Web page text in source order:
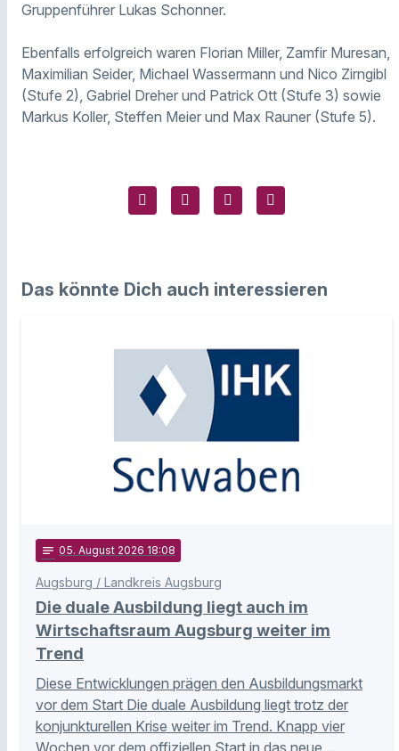
Gruppenführer Lukas Schonner.
Ebenfalls erfolgreich waren Florian Miller, Zamfir Muresan,
Maximilian Seider, Michael Wassermann und Nico Zirngibl
(Stufe 2), Gabriel Dreher und Patrick Ott (Stufe 3) sowie
Markus Koller, Steffen Meier und Max Rauner (Stufe 5).
Das könnte Dich auch interessieren
notes 05. August 2026 18:08
Augsburg / Landkreis Augsburg
Die duale Ausbildung liegt auch im
Wirtschaftsraum Augsburg weiter im
Trend
Diese Entwicklungen prägen den Ausbildungsmarkt
vor dem Start Die duale Ausbildung liegt trotz der
konjunkturellen Krise weiter im Trend. Knapp vier